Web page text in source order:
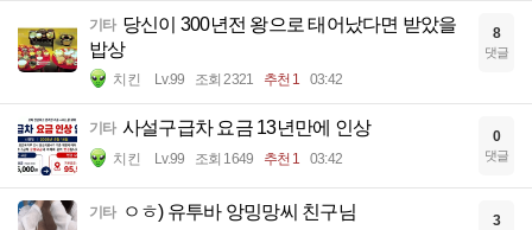
기타 당신이 300년전 왕으로 태어났다면 받았을
밥상
치킨 Lv.99 조회 2321 추천 1 03:42
8
댓글
기타 사설구급차 요금 13년만에 인상
치킨 Lv.99 조회 1649 추천 1 03:42
0
댓글
기타 ㅇㅎ) 유투바 앙밍망씨 친구님 3